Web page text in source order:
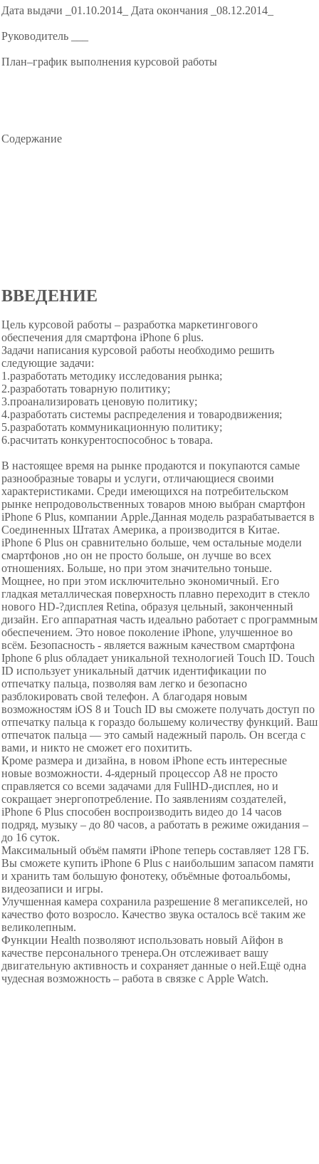
Дата выдачи _01.10.2014_ Дата окончания _08.12.2014_
Руководитель ___
План–график выполнения курсовой работы
Содержание
ВВЕДЕНИЕ
Цель курсовой работы – разработка маркетингового
обеспечения для смартфона iPhone 6 plus.
Задачи написания курсовой работы необходимо решить
следующие задачи:
1.разработать методику исследования рынка;
2.разработать товарную политику;
3.проанализировать ценовую политику;
4.разработать системы распределения и товародвижения;
5.разработать коммуникационную политику;
6.расчитать конкурентоспособнос ь товара.
В настоящее время на рынке продаются и покупаются самые
разнообразные товары и услуги, отличающиеся своими
характеристиками. Среди имеющихся на потребительском
рынке непродовольственных товаров мною выбран смартфон
iPhone 6 Plus, компании Apple.Данная модель разрабатывается в
Соединенных Штатах Америка, а производится в Китае.
iPhone 6 Plus он сравнительно больше, чем остальные модели
смартфонов ,но он не просто больше, он лучше во всех
отношениях. Больше, но при этом значительно тоньше.
Мощнее, но при этом исключительно экономичный. Его
гладкая металлическая поверхность плавно переходит в стекло
нового HD-?дисплея Retina, образуя цельный, законченный
дизайн. Его аппаратная часть идеально работает с программным
обеспечением. Это новое поколение iPhone, улучшенное во
всём. Безопасность - является важным качеством смартфона
Iphone 6 plus обладает уникальной технологией Touch ID. Touch
ID использует уникальный датчик идентификации по
отпечатку пальца, позволяя вам легко и безопасно
разблокировать свой телефон. А благодаря новым
возможностям iOS 8 и Touch ID вы сможете получать доступ по
отпечатку пальца к гораздо большему количеству функций. Ваш
отпечаток пальца — это самый надeжный пароль. Он всегда с
вами, и никто не сможет его похитить.
Кроме размера и дизайна, в новом iPhone есть интересные
новые возможности. 4-ядерный процессор A8 не просто
справляется со всеми задачами для FullHD-дисплея, но и
сокращает энергопотребление. По заявлениям создателей,
iPhone 6 Plus способен воспроизводить видео до 14 часов
подряд, музыку – до 80 часов, а работать в режиме ожидания –
до 16 суток.
Максимальный объём памяти iPhone теперь составляет 128 ГБ.
Вы сможете купить iPhone 6 Plus с наибольшим запасом памяти
и хранить там большую фонотеку, объёмные фотоальбомы,
видеозаписи и игры.
Улучшенная камера сохранила разрешение 8 мегапикселей, но
качество фото возросло. Качество звука осталось всё таким же
великолепным.
Функции Health позволяют использовать новый Айфон в
качестве персонального тренера.Он отслеживает вашу
двигательную активность и сохраняет данные о ней.Ещё одна
чудесная возможность – работа в связке с Apple Watch.